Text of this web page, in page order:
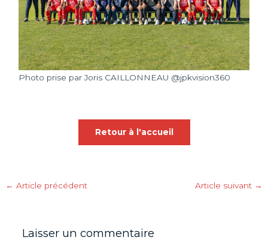
Photo prise par Joris CAILLONNEAU @jpkvision360
Retour à l'accueil
← Article précédent Article suivant →
Laisser un commentaire